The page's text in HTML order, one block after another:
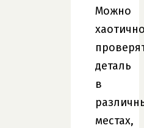
Можно
деталь
в
местах,